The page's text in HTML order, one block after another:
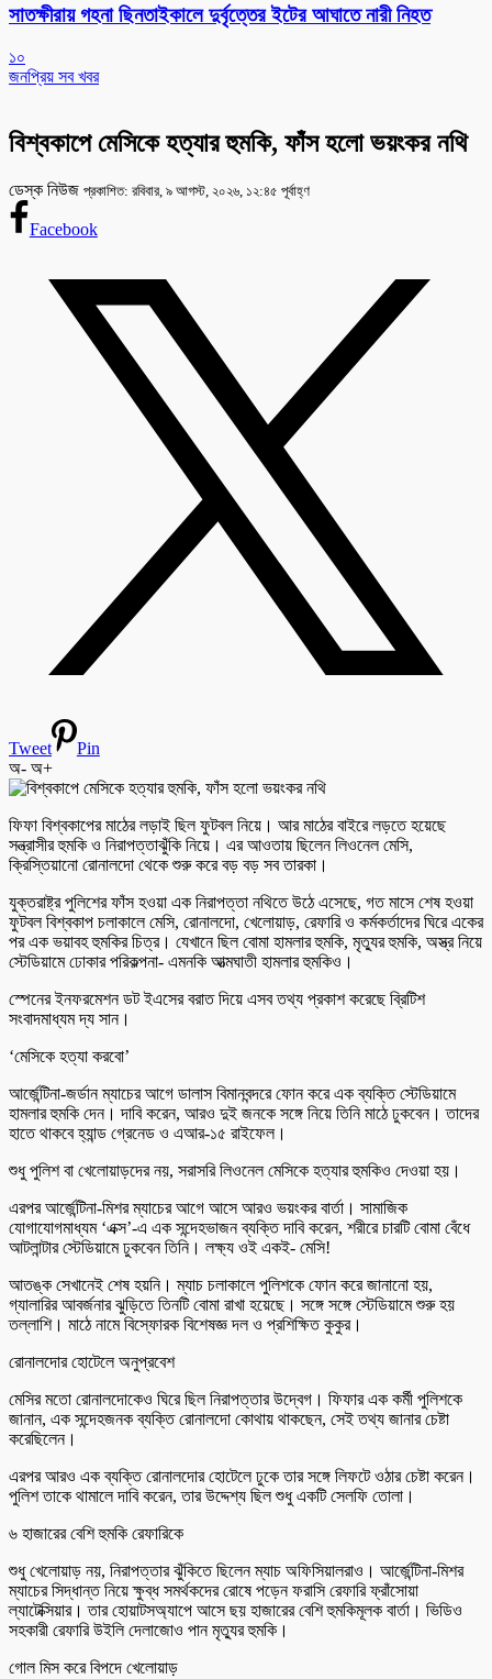
সাতক্ষীরায় গহনা ছিনতাইকালে দুর্বৃত্তের ইটের আঘাতে নারী নিহত
১০
জনপ্রিয় সব খবর
বিশ্বকাপে মেসিকে হত্যার হুমকি, ফাঁস হলো ভয়ংকর নথি
ডেস্ক নিউজ প্রকাশিত: রবিবার, ৯ আগস্ট, ২০২৬, ১২:৪৫ পূর্বাহ্ণ
Facebook
Tweet
Pin
অ- অ+
ফিফা বিশ্বকাপের মাঠের লড়াই ছিল ফুটবল নিয়ে। আর মাঠের বাইরে লড়তে হয়েছে
সন্ত্রাসীর হুমকি ও নিরাপত্তাঝুঁকি নিয়ে। এর আওতায় ছিলেন লিওনেল মেসি,
ক্রিস্তিয়ানো রোনালদো থেকে শুরু করে বড় বড় সব তারকা।
যুক্তরাষ্ট্র পুলিশের ফাঁস হওয়া এক নিরাপত্তা নথিতে উঠে এসেছে, গত মাসে শেষ হওয়া
ফুটবল বিশ্বকাপ চলাকালে মেসি, রোনালদো, খেলোয়াড়, রেফারি ও কর্মকর্তাদের ঘিরে একের
পর এক ভয়াবহ হুমকির চিত্র। যেখানে ছিল বোমা হামলার হুমকি, মৃত্যুর হুমকি, অস্ত্র নিয়ে
স্টেডিয়ামে ঢোকার পরিকল্পনা- এমনকি আত্মঘাতী হামলার হুমকিও।
স্পেনের ইনফরমেশন ডট ইএসের বরাত দিয়ে এসব তথ্য প্রকাশ করেছে ব্রিটিশ
সংবাদমাধ্যম দ্য সান।
‘মেসিকে হত্যা করবো’
আর্জেন্টিনা-জর্ডান ম্যাচের আগে ডালাস বিমানবন্দরে ফোন করে এক ব্যক্তি স্টেডিয়ামে
হামলার হুমকি দেন। দাবি করেন, আরও দুই জনকে সঙ্গে নিয়ে তিনি মাঠে ঢুকবেন। তাদের
হাতে থাকবে হ্যান্ড গ্রেনেড ও এআর-১৫ রাইফেল।
শুধু পুলিশ বা খেলোয়াড়দের নয়, সরাসরি লিওনেল মেসিকে হত্যার হুমকিও দেওয়া হয়।
এরপর আর্জেন্টিনা-মিশর ম্যাচের আগে আসে আরও ভয়ংকর বার্তা। সামাজিক
যোগাযোগমাধ্যম ‘এক্স’-এ এক সন্দেহভাজন ব্যক্তি দাবি করেন, শরীরে চারটি বোমা বেঁধে
আটলান্টার স্টেডিয়ামে ঢুকবেন তিনি। লক্ষ্য ওই একই- মেসি!
আতঙ্ক সেখানেই শেষ হয়নি। ম্যাচ চলাকালে পুলিশকে ফোন করে জানানো হয়,
গ্যালারির আবর্জনার ঝুড়িতে তিনটি বোমা রাখা হয়েছে। সঙ্গে সঙ্গে স্টেডিয়ামে শুরু হয়
তল্লাশি। মাঠে নামে বিস্ফোরক বিশেষজ্ঞ দল ও প্রশিক্ষিত কুকুর।
রোনালদোর হোটেলে অনুপ্রবেশ
মেসির মতো রোনালদোকেও ঘিরে ছিল নিরাপত্তার উদ্বেগ। ফিফার এক কর্মী পুলিশকে
জানান, এক সন্দেহজনক ব্যক্তি রোনালদো কোথায় থাকছেন, সেই তথ্য জানার চেষ্টা
করেছিলেন।
এরপর আরও এক ব্যক্তি রোনালদোর হোটেলে ঢুকে তার সঙ্গে লিফটে ওঠার চেষ্টা করেন।
পুলিশ তাকে থামালে দাবি করেন, তার উদ্দেশ্য ছিল শুধু একটি সেলফি তোলা।
৬ হাজারের বেশি হুমকি রেফারিকে
শুধু খেলোয়াড় নয়, নিরাপত্তার ঝুঁকিতে ছিলেন ম্যাচ অফিসিয়ালরাও। আর্জেন্টিনা-মিশর
ম্যাচের সিদ্ধান্ত নিয়ে ক্ষুব্ধ সমর্থকদের রোষে পড়েন ফরাসি রেফারি ফ্রাঁসোয়া
ল্যাটেক্সিয়ার। তার হোয়াটসঅ্যাপে আসে ছয় হাজারের বেশি হুমকিমূলক বার্তা। ভিডিও
সহকারী রেফারি উইলি দেলাজোও পান মৃত্যুর হুমকি।
গোল মিস করে বিপদে খেলোয়াড়